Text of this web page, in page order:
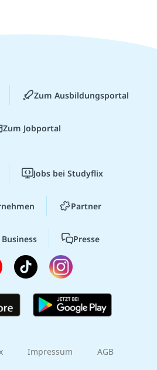
Zum Ausbildungsportal
Zum Jobportal
Jobs bei Studyflix
Partner
Presse
Impressum AGB